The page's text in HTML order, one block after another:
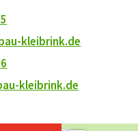
kleibrink.de
kleibrink.de